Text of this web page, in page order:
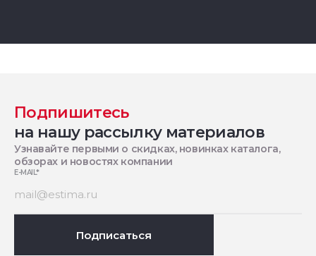
Подпишитесь
на нашу рассылку материалов
Узнавайте первыми о скидках, новинках каталога,
обзорах и новостях компании
E-MAIL*
Подписаться